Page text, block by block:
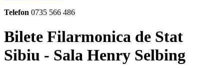
Telefon 0735 566 486
Bilete Filarmonica de Stat
Sibiu - Sala Henry Selbing